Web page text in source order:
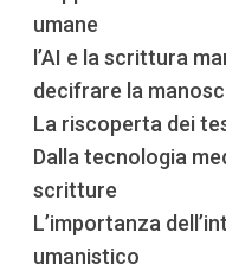
umane
l’AI e la scrittura
decifrare la
La riscoperta dei
Dalla tecnologia
scritture
L’importanza
umanistico